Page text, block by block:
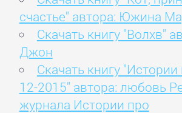
счастье" автора: Южина
Скачать книгу "Волхв"
Джон
Скачать книгу
12-2015" автора: любовь
журнала Истории про